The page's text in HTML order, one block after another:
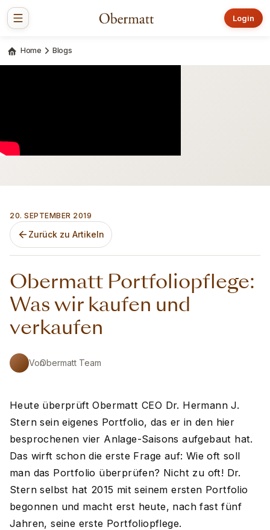
Login
Home Blogs
20. SEPTEMBER 2019
Zurück zu Artikeln
Obermatt Portfoliopflege:
Was wir kaufen und
verkaufen
VonObermatt Team
Heute überprüft Obermatt CEO Dr. Hermann J.
Stern sein eigenes Portfolio, das er in den hier
besprochenen vier Anlage-Saisons aufgebaut hat.
Das wirft schon die erste Frage auf: Wie oft soll
man das Portfolio überprüfen? Nicht zu oft! Dr.
Stern selbst hat 2015 mit seinem ersten Portfolio
begonnen und macht erst heute, nach fast fünf
Jahren, seine erste Portfoliopflege.